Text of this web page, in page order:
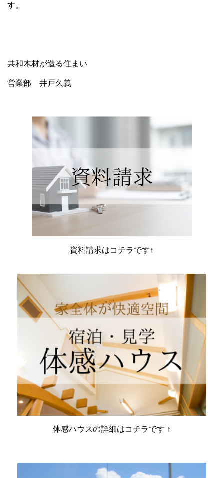
す。
共和木材が造る住まい
営業部 井戸久義
資料請求はコチラです↑
体感ハウスの詳細はコチラです ↑